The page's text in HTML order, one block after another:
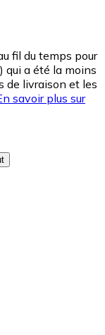
fil du temps pour
qui a été la moins
de livraison et les
savoir plus sur